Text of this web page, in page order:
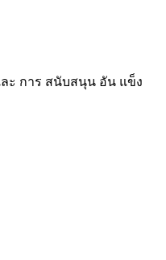
และ การ สนับสนุน อัน แข็ง